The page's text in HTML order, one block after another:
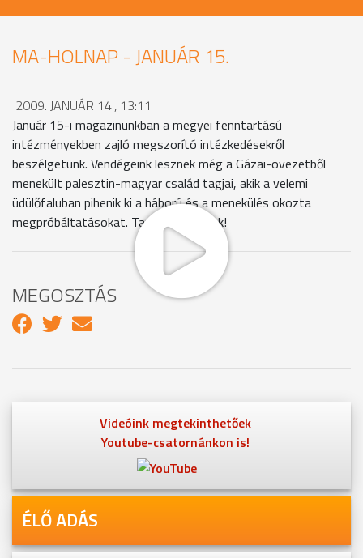
MA-HOLNAP - JANUÁR 15.
2009. JANUÁR 14., 13:11
Január 15-i magazinunkban a megyei fenntartású
intézményekben zajló megszorító intézkedésekről
beszélgetünk. Vendégeink lesznek még a Gázai-övezetből
menekült palesztin-magyar család tagjai, akik a velemi
üdülőfaluban pihenik ki a háború és a menekülés okozta
megpróbáltatásokat. Tartsanak velünk!
MEGOSZTÁS
Videóink megtekinthetőek
Youtube-csatornánkon is!
ÉLŐ ADÁS